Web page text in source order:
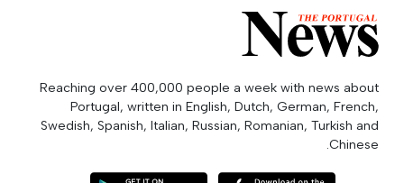
Reaching over 400,000 people a week with news about
Portugal, written in English, Dutch, German, French,
Swedish, Spanish, Italian, Russian, Romanian, Turkish and
Chinese.